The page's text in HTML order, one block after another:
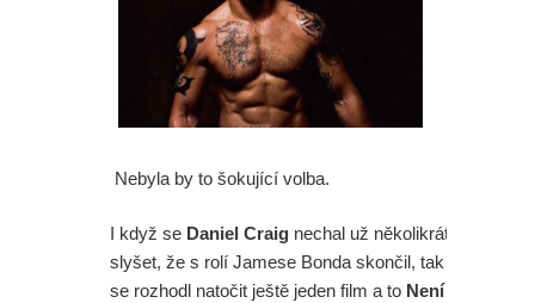
Nebyla by to šokující volba.
I když se Daniel Craig nechal už několikrát
slyšet, že s rolí Jamese Bonda skončil, tak
se rozhodl natočit ještě jeden film a to Není